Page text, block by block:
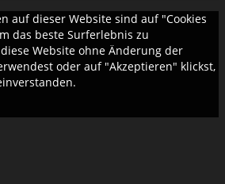
auf dieser Website sind auf "Cookies
das beste Surferlebnis zu
Website ohne Änderung der
oder auf "Akzeptieren" klickst,